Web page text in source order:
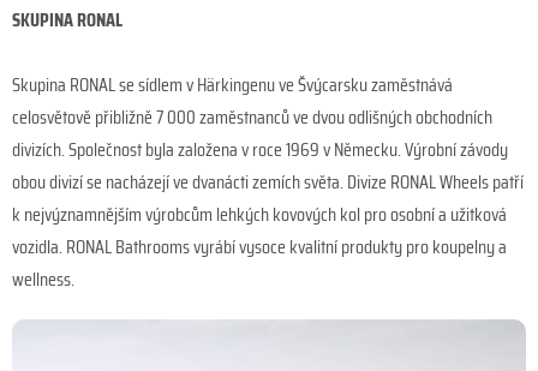
SKUPINA RONAL
Skupina RONAL se sídlem v Härkingenu ve Švýcarsku zaměstnává
celosvětově přibližně 7 000 zaměstnanců ve dvou odlišných obchodních
divizích. Společnost byla založena v roce 1969 v Německu. Výrobní závody
obou divizí se nacházejí ve dvanácti zemích světa. Divize RONAL Wheels patří
k nejvýznamnějším výrobcům lehkých kovových kol pro osobní a užitková
vozidla. RONAL Bathrooms vyrábí vysoce kvalitní produkty pro koupelny a
wellness.